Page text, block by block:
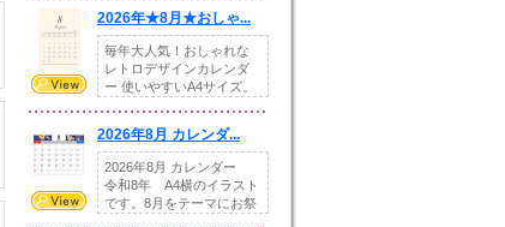
2026年★8月★おしゃ...
毎年大人気！おしゃれな
レトロデザインカレンダ
ー 使いやすいA4サイズ。
2026年8月 カレンダ...
2026年8月 カレンダー
令和8年 A4横のイラスト
です。8月をテーマにお祭